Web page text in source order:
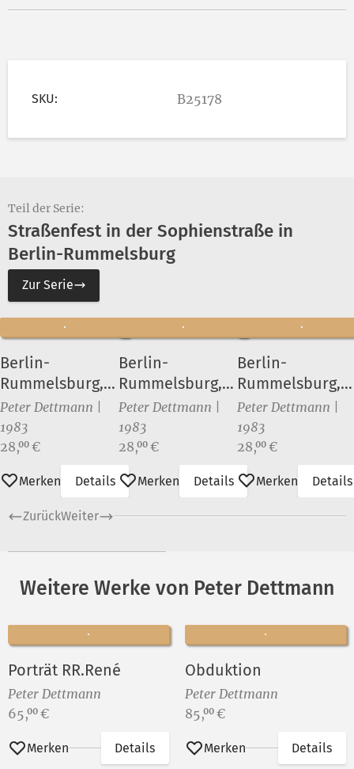
SKU: B25178
Teil der Serie:
Straßenfest in der Sophienstraße in
Berlin-Rummelsburg
Zur Serie
Berlin-
Rummelsburg,
Straßenfest in
der
Sophienstraße I
Peter Dettmann |
1983
Preis:
28,00 €
Merken Details
Berlin-
Rummelsburg,
Straßenfest in
der
Sophienstraße II
Peter Dettmann |
1983
Preis:
28,00 €
Merken Details
Berlin-
Rummelsburg,
Straßenfest in
der
Sophienstraße
Peter Dettmann |
1983
Preis:
28,00 €
Merken Details
ZurückWeiter
Weitere Werke von Peter Dettmann
Porträt RR.René
Peter Dettmann
Preis:
65,00 €
Merken Details
Obduktion
Peter Dettmann
Preis:
85,00 €
Merken Details